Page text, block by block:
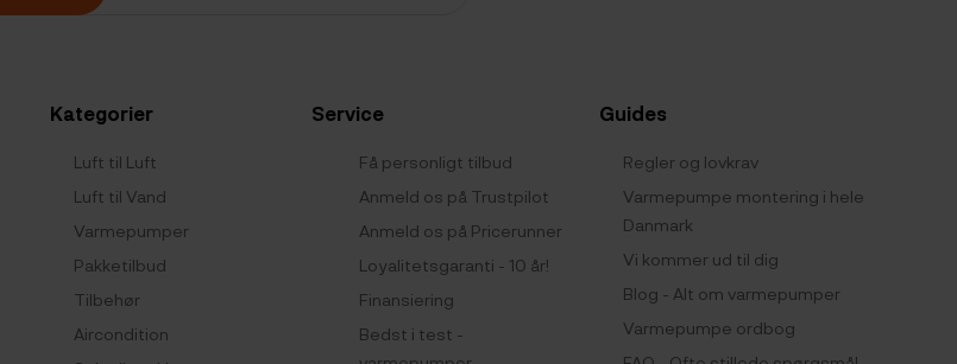
Kategorier
Luft til Luft
Luft til Vand
Varmepumper
Pakketilbud
Tilbehør
Aircondition
Service
Få personligt tilbud
Anmeld os på Trustpilot
Anmeld os på Pricerunner
Loyalitetsgaranti - 10 år!
Finansiering
Bedst i test -
Guides
Regler og lovkrav
Varmepumpe montering i hele
Danmark
Vi kommer ud til dig
Blog - Alt om varmepumper
Varmepumpe ordbog